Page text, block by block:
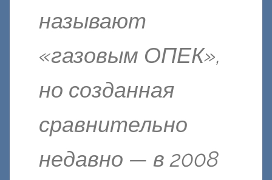
называют
«газовым ОПЕК»,
но созданная
сравнительно
недавно — в 2008